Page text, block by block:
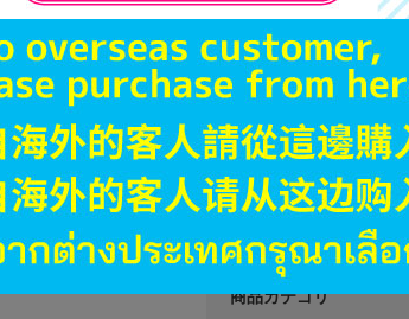
A
JANコード
商品番号
商品カテゴリ